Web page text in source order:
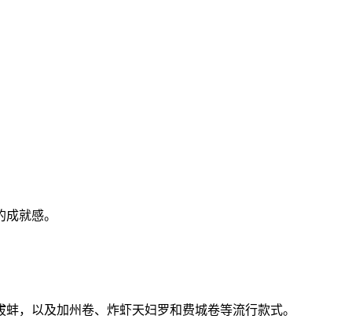
就感。
，以及加州卷、炸虾天妇罗和费城卷等流行款式。